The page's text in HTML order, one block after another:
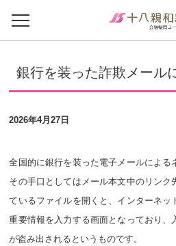
銀行を装った詐欺メール
2026年4月27日
全国的に銀行を装った電子メールによる
その手口としてはメール本文中のリンク
ているファイルを開くと、インターネッ
重要情報を入力する画面となっており、
が盗み出されるというものです。